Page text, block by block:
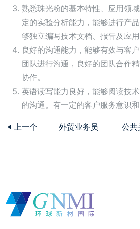
熟悉珠光粉的基本特性、应用领
定的实验分析能力，能够进行产
够独立编写技术文档、报告及应用
良好的沟通能力，能够有效与客
团队进行沟通，良好的团队合作
协作。
英语读写能力良好，能够阅读技
的沟通。有一定的客户服务意识和
上一个 外贸业务员 公共